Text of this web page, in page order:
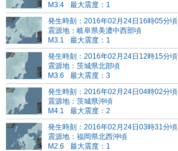
M3.4
最大震度：1
発生時刻：2016年02月24日16時05分頃
震源地：岐阜県美濃中西部頃
M3.1
最大震度：1
発生時刻：2016年02月24日12時15分頃
震源地：茨城県北部頃
M3.6
最大震度：3
発生時刻：2016年02月24日04時02分頃
震源地：茨城県沖頃
M4.1
最大震度：2
発生時刻：2016年02月24日03時31分頃
震源地：福岡県北西沖頃
M2.6
最大震度：1